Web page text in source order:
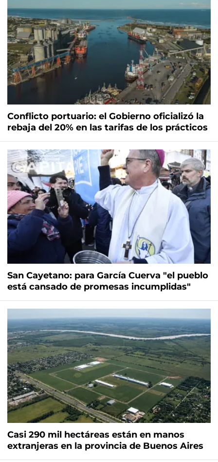
Conflicto portuario: el Gobierno oficializó la
rebaja del 20% en las tarifas de los prácticos
San Cayetano: para García Cuerva "el pueblo
está cansado de promesas incumplidas"
Casi 290 mil hectáreas están en manos
extranjeras en la provincia de Buenos Aires